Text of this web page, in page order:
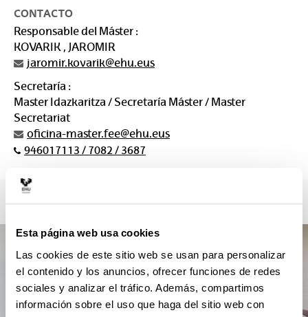
Esta página web usa cookies
Las cookies de este sitio web se usan para personalizar
el contenido y los anuncios, ofrecer funciones de redes
sociales y analizar el tráfico. Además, compartimos
información sobre el uso que haga del sitio web con
CONTACTO
Responsable del Máster :
KOVARIK , JAROMIR
jaromir.kovarik@ehu.eus
Secretaría :
Master Idazkaritza / Secretaría Máster / Master
Secretariat
oficina-master.fee@ehu.eus
946017113 / 7082 / 3687